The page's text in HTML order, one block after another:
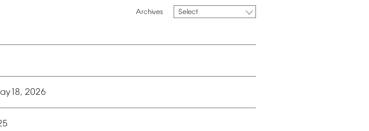
Select
2026